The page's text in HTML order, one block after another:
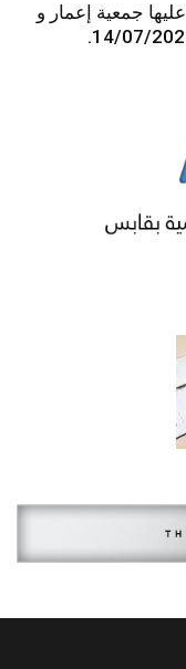
جمعية إعمار و